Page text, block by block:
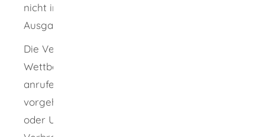
nicht immer über den Verlauf und den
Ausgang des Verfahrens informieren.
Die Verbraucherzentrale und die
Wettbewerbszentrale können gegen das
anrufende Unternehmen zivilrechtlich
vorgehen, beispielsweise durch Abmahnung
oder Unterlassungsklage.